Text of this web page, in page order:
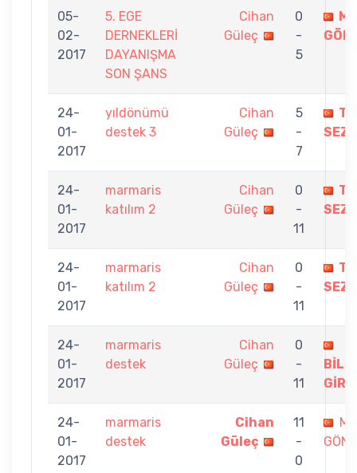
05-
02-
2017
5. EGE
DERNEKLERİ
DAYANIŞMA
SON ŞANS
Cihan
Güleç
0
-
5
24-
01-
2017
yıldönümü
destek 3
Cihan
Güleç
5
-
7
24-
01-
2017
marmaris
katılım 2
Cihan
Güleç
0
-
11
24-
01-
2017
marmaris
katılım 2
Cihan
Güleç
0
-
11
24-
01-
2017
marmaris
destek
Cihan
Güleç
0
-
11
24-
01-
2017
marmaris
destek
Cihan
Güleç
11
-
0